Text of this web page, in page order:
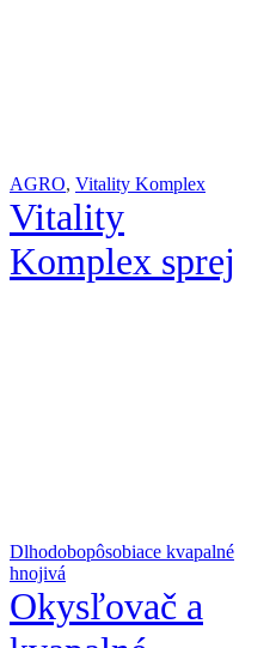
AGRO, Vitality Komplex
Vitality
Komplex sprej
Dlhodobopôsobiace kvapalné
hnojivá
Okysľovač a